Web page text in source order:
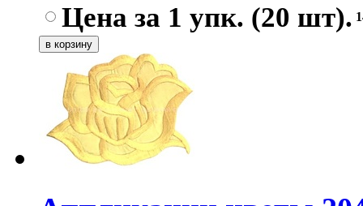
Цена за 1 упк. (20 шт).